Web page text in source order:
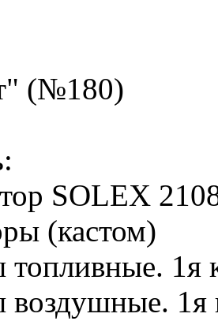
(№180)
SOLEX
(кастом)
топливные.
воздушные.